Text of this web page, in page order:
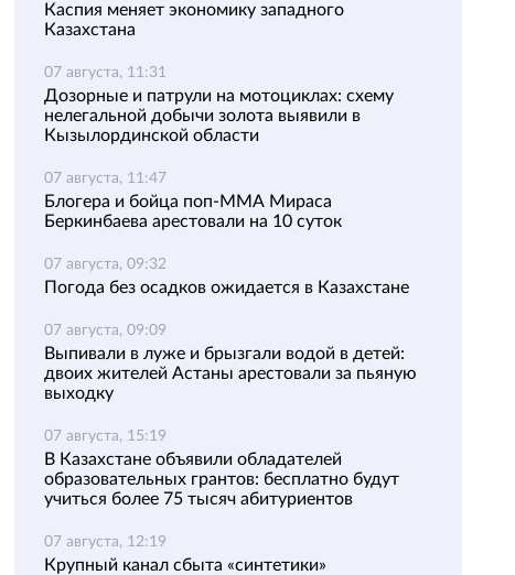
Каспия меняет экономику западного
Казахстана
07 августа, 11:31
Дозорные и патрули на мотоциклах: схему
нелегальной добычи золота выявили в
Кызылординской области
07 августа, 11:47
Блогера и бойца поп-ММА Мираса
Беркинбаева арестовали на 10 суток
07 августа, 09:32
Погода без осадков ожидается в Казахстане
07 августа, 09:09
Выпивали в луже и брызгали водой в детей:
двоих жителей Астаны арестовали за пьяную
выходку
07 августа, 15:19
В Казахстане объявили обладателей
образовательных грантов: бесплатно будут
учиться более 75 тысяч абитуриентов
07 августа, 12:19
Крупный канал сбыта «синтетики»